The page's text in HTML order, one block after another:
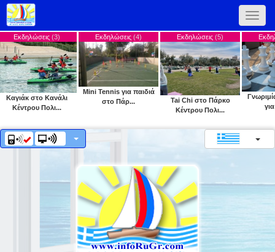
Toggle
(3)
Κανάλι
Πολι...
Εκδηλώσεις(4)
Mini Tennis για παιδιά
στο Πάρ...
Εκδηλώσεις(5)
Tai Chi στο Πάρκο
Κέντρου Πολι...
Εκδηλώσεις(6)
Γνωριμία με το